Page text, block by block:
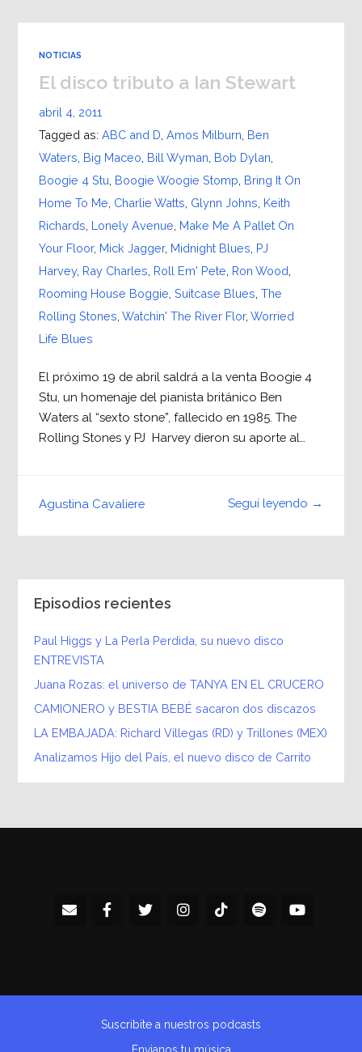
NOTICIAS
El disco tributo a Ian Stewart
abril 4, 2011
Tagged as: ABC and D Amos Milburn Ben
Waters Big Maceo Bill Wyman Bob Dylan
Boogie 4 Stu Boogie Woogie Stomp Bring It On
Home To Me Charlie Watts Glynn Johns Keith
Richards Lonely Avenue Make Me A Pallet On
Your Floor, Mick Jagger, Midnight Blues PJ
Harvey, Ray Charles Roll Em' Pete Ron Wood
Rooming House Boggie Suitcase Blues The
Rolling Stones Watchin' The River Flor, Worried
Life Blues
El próximo 19 de abril saldrá a la venta Boogie 4
Stu, un homenaje del pianista británico Ben
Waters al “sexto stone”, fallecido en 1985. The
Rolling Stones y PJ Harvey dieron su aporte al…
Seguí leyendo →
Agustina Cavaliere
Episodios recientes
Paul Higgs y La Perla Perdida, su nuevo disco
ENTREVISTA
Juana Rozas: el universo de TANYA EN EL CRUCERO
CAMIONERO y BESTIA BEBÉ sacaron dos discazos
LA EMBAJADA: Richard Villegas (RD) y Trillones (MEX)
Analizamos Hijo del País, el nuevo disco de Carrito
Suscribite a nuestros podcasts